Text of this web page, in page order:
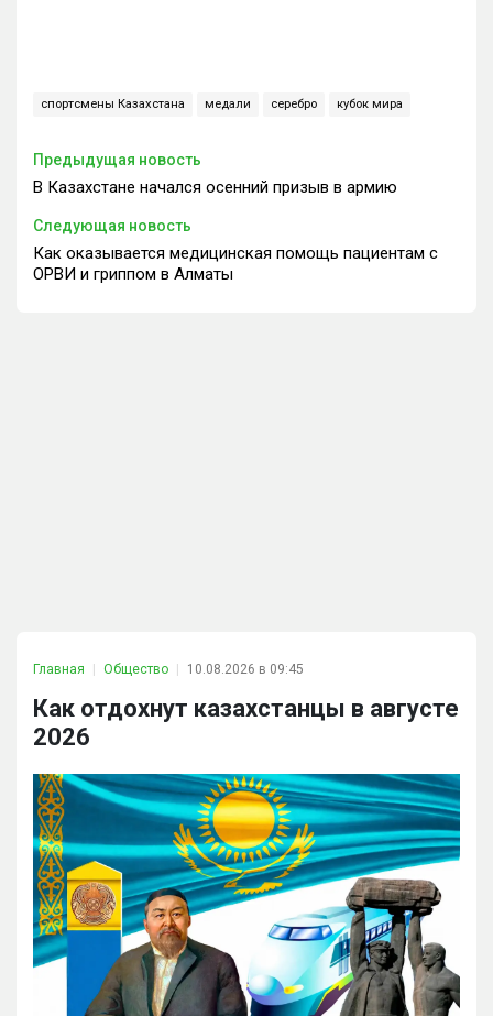
спортсмены Казахстана медали серебро кубок мира
Предыдущая новость
В Казахстане начался осенний призыв в армию
Следующая новость
Как оказывается медицинская помощь пациентам с
ОРВИ и гриппом в Алматы
Главная Общество 10.08.2026 в 09:45
Как отдохнут казахстанцы в августе
2026